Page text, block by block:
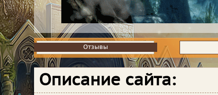
Отзывы
Отзывы
Описание сайта: